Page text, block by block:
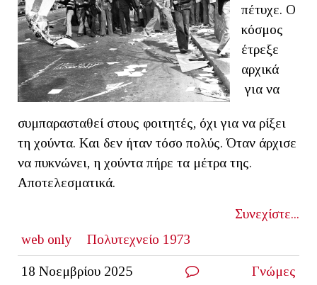
πέτυχε. Ο
κόσμος
έτρεξε
αρχικά
για να
συμπαρασταθεί στους φοιτητές, όχι για να ρίξει
τη χούντα. Και δεν ήταν τόσο πολύς. Όταν άρχισε
να πυκνώνει, η χούντα πήρε τα μέτρα της.
Αποτελεσματικά.
Συνεχίστε...
web only
Πολυτεχνείο 1973
18 Νοεμβρίου 2025 Γνώμες